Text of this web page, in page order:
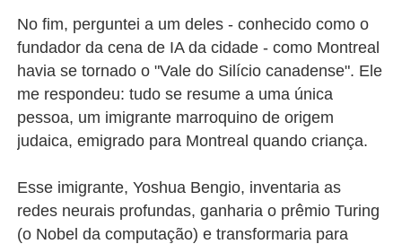
No fim, perguntei a um deles - conhecido como o
fundador da cena de IA da cidade - como Montreal
havia se tornado o "Vale do Silício canadense". Ele
me respondeu: tudo se resume a uma única
pessoa, um imigrante marroquino de origem
judaica, emigrado para Montreal quando criança.
Esse imigrante, Yoshua Bengio, inventaria as
redes neurais profundas, ganharia o prêmio Turing
(o Nobel da computação) e transformaria para